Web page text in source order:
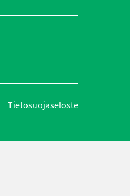
Tietosuojaseloste